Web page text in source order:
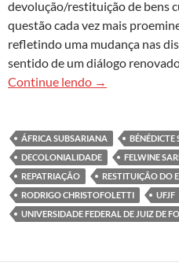
devolução/restituição de bens
questão cada vez mais
refletindo uma mudança nas
sentido de um diálogo
Continue lendo Devolução de
→
ÁFRICA SUBSARIANA BÉNÉDICTE
DECOLONIALIDADE
FELWINE
REPATRIAÇÃO
RESTITUIÇÃO DO
RODRIGO CHRISTOFOLETTI
UFJF
UNIVERSIDADE FEDERAL DE JUIZ DE